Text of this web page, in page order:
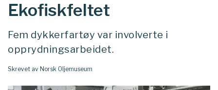
Ekofiskfeltet
Fem dykkerfartøy var involverte i
opprydningsarbeidet.
Skrevet av Norsk Oljemuseum